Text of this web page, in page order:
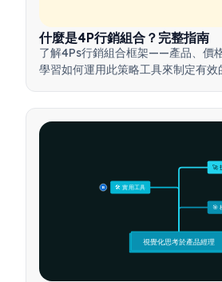
什麼是4P行銷組合？完整指南
了解4Ps行銷組合框架——產品、價
學習如何運用此策略工具來制定有效
🎯
🛠️ 實用工具
15
🚀
視覺化思考於產品經理